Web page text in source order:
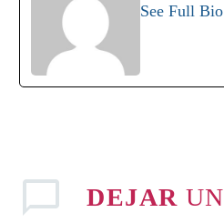
See Full Bio
DEJAR UN